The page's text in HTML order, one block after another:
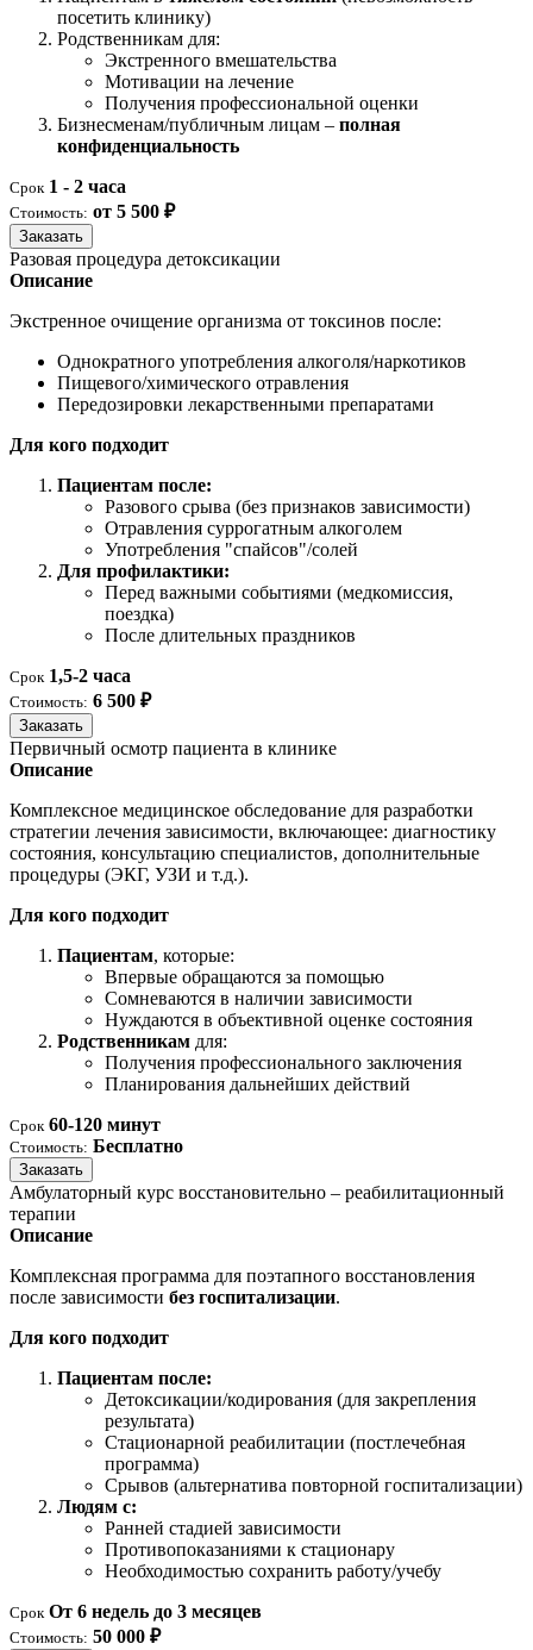
посетить клинику)
Родственникам для:
Экстренного вмешательства
Мотивации на лечение
Получения профессиональной оценки
Бизнесменам/публичным лицам – полная
конфиденциальность
Срок 1 - 2 часа
Стоимость: от 5 500 ₽
Заказать
Разовая процедура детоксикации
Описание
Экстренное очищение организма от токсинов после:
Однократного употребления алкоголя/наркотиков
Пищевого/химического отравления
Передозировки лекарственными препаратами
Для кого подходит
Пациентам после:
Разового срыва (без признаков зависимости)
Отравления суррогатным алкоголем
Употребления "спайсов"/солей
Для профилактики:
Перед важными событиями (медкомиссия,
поездка)
После длительных праздников
Срок 1,5-2 часа
Стоимость: 6 500 ₽
Заказать
Первичный осмотр пациента в клинике
Описание
Комплексное медицинское обследование для разработки
стратегии лечения зависимости, включающее: диагностику
состояния, консультацию специалистов, дополнительные
процедуры (ЭКГ, УЗИ и т.д.).
Для кого подходит
Пациентам, которые:
Впервые обращаются за помощью
Сомневаются в наличии зависимости
Нуждаются в объективной оценке состояния
Родственникам для:
Получения профессионального заключения
Планирования дальнейших действий
Срок 60-120 минут
Стоимость: Бесплатно
Заказать
Амбулаторный курс восстановительно – реабилитационный
терапии
Описание
Комплексная программа для поэтапного восстановления
после зависимости без госпитализации.
Для кого подходит
Пациентам после:
Детоксикации/кодирования (для закрепления
результата)
Стационарной реабилитации (постлечебная
программа)
Срывов (альтернатива повторной госпитализации)
Людям с:
Ранней стадией зависимости
Противопоказаниями к стационару
Необходимостью сохранить работу/учебу
Срок От 6 недель до 3 месяцев
Стоимость: 50 000 ₽